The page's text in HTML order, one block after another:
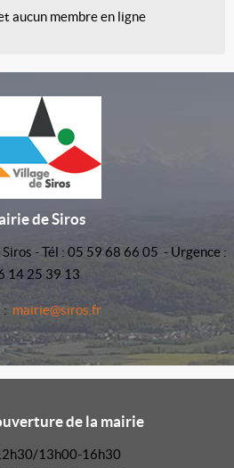
aucun membre en ligne
de Siros
- Tél : 05 59 68 66 05 - Urgence :
14 25 39 13
: mairie@siros.fr
de la mairie
13h00-16h30